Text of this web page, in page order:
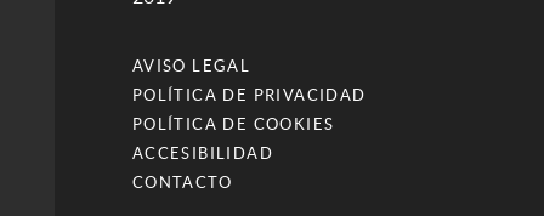
AVISO LEGAL
POLÍTICA DE PRIVACIDAD
POLÍTICA DE COOKIES
ACCESIBILIDAD
CONTACTO